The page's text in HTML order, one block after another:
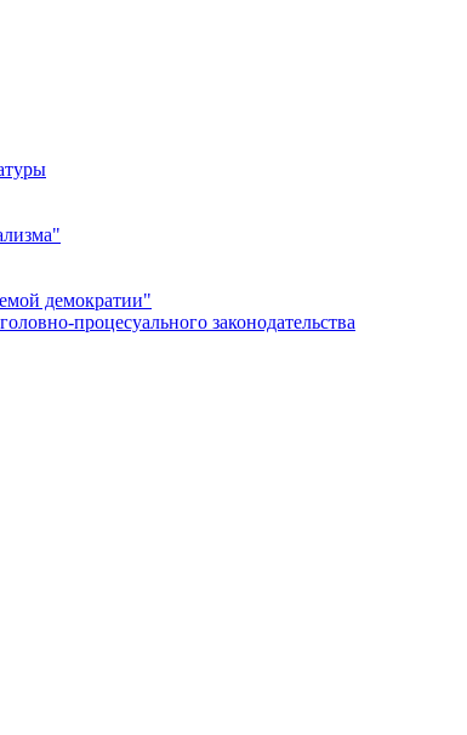
демократии"
процесуального законодательства